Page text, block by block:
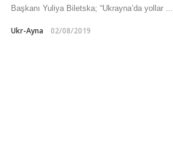
Başkanı Yuliya Biletska; “Ukrayna’da yollar ...
Ukr-Ayna 02/08/2019